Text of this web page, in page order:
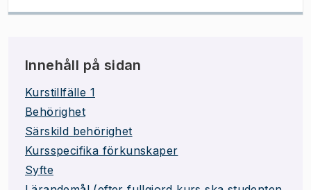
Innehåll på sidan
Kurstillfälle 1
Behörighet
Särskild behörighet
Kursspecifika förkunskaper
Syfte